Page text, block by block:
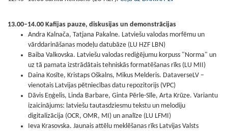
13.00–14.00 Kafijas pauze, diskusijas un demonstrācijas
Andra Kalnača, Tatjana Pakalne. Latviešu valodas morfēmu un
vārddarināšanas modeļu datubāze (LU HZF LBN)
Baiba Valkovska. Latviešu valodas rediģējumu korpuss "Norma" un
uz tā pamata izstrādātais tehniskās formatēšanas rīks (LU MII)
Daina Kosīte, Kristaps Oškalns, Mikus Melderis. DataverseLV –
vienotais Latvijas pētniecības datu repozitorijs (VPC)
Dāvis Eņģelis, Linda Barbare, Ginta Pērle-Sīle, Arta Krūze. Variantu
izaicinājums: latviešu tautasdziesmu tekstu un melodiju
digitalizācija (OCR, OMR, MI) un analīze (LU LFMI)
Ieva Krasovska. Jaunais attēlu meklēšanas rīks Latvijas Valsts